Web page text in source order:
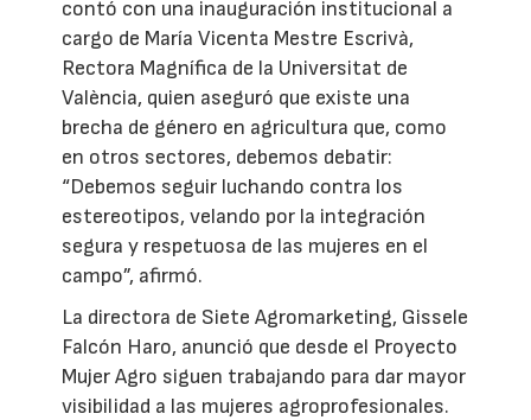
contó con una inauguración institucional a
cargo de María Vicenta Mestre Escrivà,
Rectora Magnífica de la Universitat de
València, quien aseguró que existe una
brecha de género en agricultura que, como
en otros sectores, debemos debatir:
“Debemos seguir luchando contra los
estereotipos, velando por la integración
segura y respetuosa de las mujeres en el
campo”, afirmó.
La directora de Siete Agromarketing, Gissele
Falcón Haro, anunció que desde el Proyecto
Mujer Agro siguen trabajando para dar mayor
visibilidad a las mujeres agroprofesionales.